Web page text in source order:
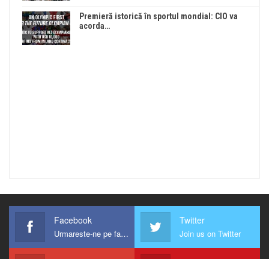
Premieră istorică în sportul mondial: CIO va
acorda…
Facebook
Urmareste-ne pe facebook !
Twitter
Join us on Twitter